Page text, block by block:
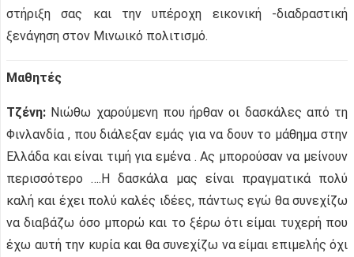
στήριξη σας και την υπέροχη εικονική -διαδραστική
ξενάγηση στον Μινωικό πολιτισμό.
Μαθητές
Τζένη: Νιώθω χαρούμενη που ήρθαν οι δασκάλες από τη
Φινλανδία , που διάλεξαν εμάς για να δουν το μάθημα στην
Ελλάδα και είναι τιμή για εμένα . Ας μπορούσαν να μείνουν
περισσότερο ….Η δασκάλα μας είναι πραγματικά πολύ
καλή και έχει πολύ καλές ιδέες, πάντως εγώ θα συνεχίζω
να διαβάζω όσο μπορώ και το ξέρω ότι είμαι τυχερή που
έχω αυτή την κυρία και θα συνεχίζω να είμαι επιμελής όχι